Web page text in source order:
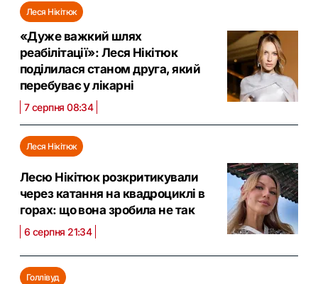
Леся Нікітюк
«Дуже важкий шлях
реабілітації»: Леся Нікітюк
поділилася станом друга, який
перебуває у лікарні
7 серпня 08:34
Леся Нікітюк
Лесю Нікітюк розкритикували
через катання на квадроциклі в
горах: що вона зробила не так
6 серпня 21:34
Голлівуд